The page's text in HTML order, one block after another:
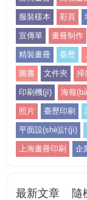
服裝樣本 彩頁
宣傳單 畫冊制作
精裝畫冊 臺歷
圖書 文件夾 掃
印刷機(jī) 海報
照片 臺歷印刷
平面設(shè)計(jì)
上海畫冊印刷 企
最新文章 隨